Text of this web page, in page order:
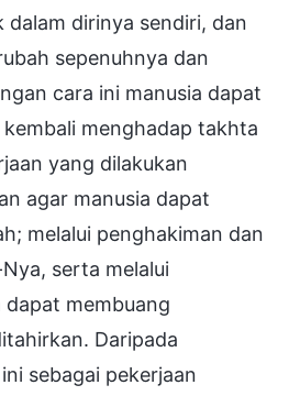
dalam dirinya sendiri, dan
sepenuhnya dan
cara ini manusia dapat
menghadap takhta
yang dilakukan
agar manusia dapat
melalui penghakiman dan
serta melalui
dapat membuang
Daripada
sebagai pekerjaan